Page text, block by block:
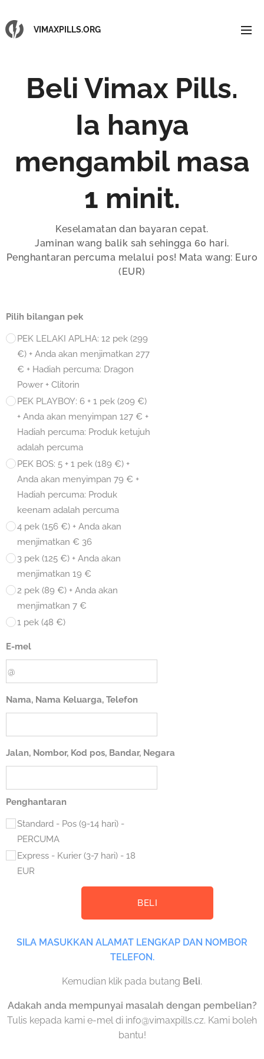
VIMAXPILLS.ORG
Beli Vimax Pills.
Ia hanya
mengambil masa
1 minit.
Keselamatan dan bayaran cepat.
Jaminan wang balik sah sehingga 60 hari.
Penghantaran percuma melalui pos! Mata wang: Euro
(EUR)
Pilih bilangan pek
PEK LELAKI APLHA: 12 pek (299
€) + Anda akan menjimatkan 277
€ + Hadiah percuma: Dragon
Power + Clitorin
PEK PLAYBOY: 6 + 1 pek (209 €)
+ Anda akan menyimpan 127 € +
Hadiah percuma: Produk ketujuh
adalah percuma
PEK BOS: 5 + 1 pek (189 €) +
Anda akan menyimpan 79 € +
Hadiah percuma: Produk
keenam adalah percuma
4 pek (156 €) + Anda akan
menjimatkan € 36
3 pek (125 €) + Anda akan
menjimatkan 19 €
2 pek (89 €) + Anda akan
menjimatkan 7 €
1 pek (48 €)
E-mel
Nama, Nama Keluarga, Telefon
Jalan, Nombor, Kod pos, Bandar, Negara
Penghantaran
Standard - Pos (9-14 hari) -
PERCUMA
Express - Kurier (3-7 hari) - 18
EUR
BELI
SILA MASUKKAN ALAMAT LENGKAP DAN NOMBOR
TELEFON.
Kemudian klik pada butang Beli.
Adakah anda mempunyai masalah dengan pembelian?
Tulis kepada kami e-mel di info@vimaxpills.cz. Kami boleh
bantu!